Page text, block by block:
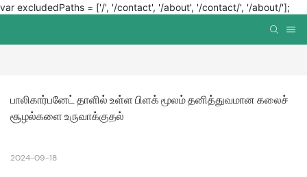
var excludedPaths = ['/', '/contact', '/about', '/contact/', '/about/'];
பாலிகார்பனேட் தாளில் உள்ள பிளக் மூலம் தனித்துவமான கலைச்
சூழல்களை உருவாக்குதல்
2024-09-18